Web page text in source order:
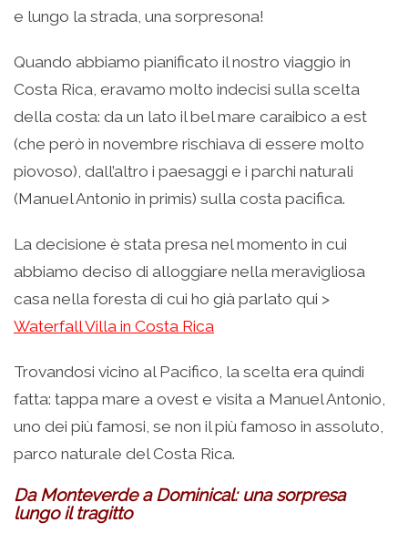
e lungo la strada, una sorpresona!
Quando abbiamo pianificato il nostro viaggio in
Costa Rica, eravamo molto indecisi sulla scelta
della costa: da un lato il bel mare caraibico a est
(che però in novembre rischiava di essere molto
piovoso), dall’altro i paesaggi e i parchi naturali
(Manuel Antonio in primis) sulla costa pacifica.
La decisione è stata presa nel momento in cui
abbiamo deciso di alloggiare nella meravigliosa
casa nella foresta di cui ho già parlato qui >
Waterfall Villa in Costa Rica
Trovandosi vicino al Pacifico, la scelta era quindi
fatta: tappa mare a ovest e visita a Manuel Antonio,
uno dei più famosi, se non il più famoso in assoluto,
parco naturale del Costa Rica.
Da Monteverde a Dominical: una sorpresa
lungo il tragitto